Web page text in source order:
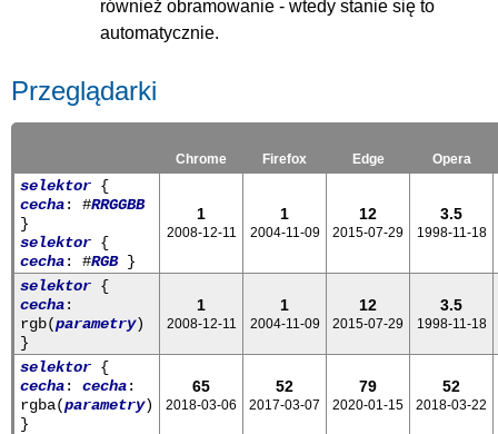
również obramowanie - wtedy stanie się to
automatycznie.
Przeglądarki
Chrome Firefox Edge Opera
selektor {
cecha: #RRGGBB
}
selektor {
cecha: #RGB}
1
2008-12-11
1
2004-11-09
12
2015-07-29
3.5
1998-11-18
selektor {
cecha:
rgb(parametry)
}
1
2008-12-11
1
2004-11-09
12
2015-07-29
3.5
1998-11-18
selektor {
cecha: cecha:
rgba(parametry)
}
65
2018-03-06
52
2017-03-07
79
2020-01-15
52
2018-03-22